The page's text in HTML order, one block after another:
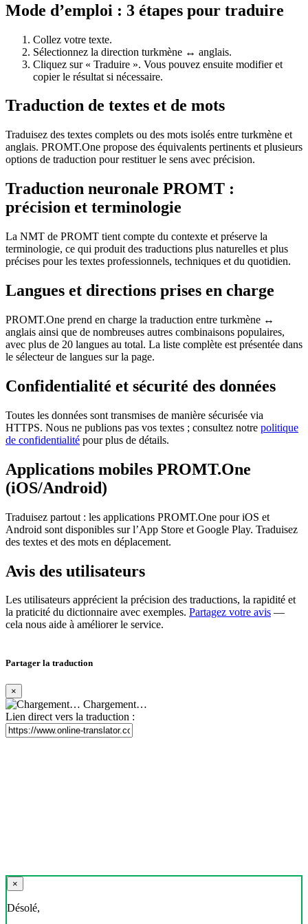
Mode d’emploi : 3 étapes pour traduire
Collez votre texte.
Sélectionnez la direction turkmène ↔ anglais.
Cliquez sur « Traduire ». Vous pouvez ensuite modifier et
copier le résultat si nécessaire.
Traduction de textes et de mots
Traduisez des textes complets ou des mots isolés entre turkmène et
anglais. PROMT.One propose des équivalents pertinents et plusieurs
options de traduction pour restituer le sens avec précision.
Traduction neuronale PROMT :
précision et terminologie
La NMT de PROMT tient compte du contexte et préserve la
terminologie, ce qui produit des traductions plus naturelles et plus
précises pour les textes professionnels, techniques et du quotidien.
Langues et directions prises en charge
PROMT.One prend en charge la traduction entre turkmène ↔
anglais ainsi que de nombreuses autres combinaisons populaires,
avec plus de 20 langues au total. La liste complète est présentée dans
le sélecteur de langues sur la page.
Confidentialité et sécurité des données
Toutes les données sont transmises de manière sécurisée via
HTTPS. Nous ne publions pas vos textes ; consultez notre politique
de confidentialité pour plus de détails.
Applications mobiles PROMT.One
(iOS/Android)
Traduisez partout : les applications PROMT.One pour iOS et
Android sont disponibles sur l’App Store et Google Play. Traduisez
des textes et des mots en déplacement.
Avis des utilisateurs
Les utilisateurs apprécient la précision des traductions, la rapidité et
la praticité du dictionnaire avec exemples. Partagez votre avis —
cela nous aide à améliorer le service.
Partager la traduction
×
Chargement…
Lien direct vers la traduction :
×
Désolé,